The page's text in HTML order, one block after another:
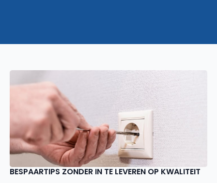
BESPAARTIPS ZONDER IN TE LEVEREN OP KWALITEIT